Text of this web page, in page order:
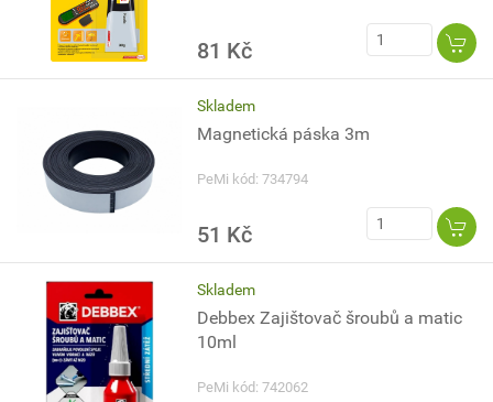
81 Kč
Skladem
Magnetická páska 3m
PeMi kód: 734794
51 Kč
Skladem
Debbex Zajištovač šroubů a matic
10ml
PeMi kód: 742062